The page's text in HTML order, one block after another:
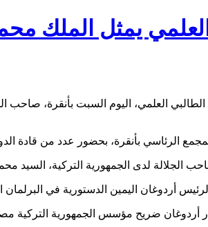
العلمي يمثل
العلمي، اليوم السبت بأنقرة، صاحب
الرئاسي بأنقرة، بحضور عدد من قادة
لدى الجمهورية التركية، السيد
أردوغان اليمين الدستورية في البرلمان
أردوغان ضريح مؤسس الجمهورية